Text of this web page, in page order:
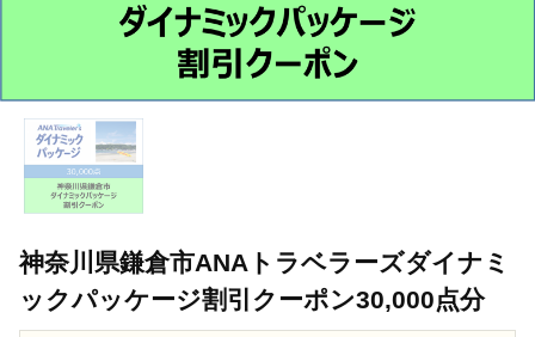
神奈川県鎌倉市ANAトラベラーズダイナミ
ックパッケージ割引クーポン30,000点分